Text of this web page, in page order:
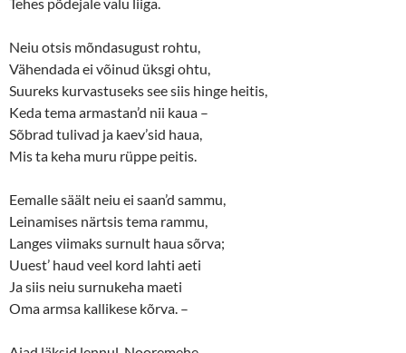
Neiu otsis mõndasugust rohtu,
Vähendada ei võinud üksgi ohtu,
Suureks kurvastuseks see siis hinge heitis,
Keda tema armastan’d nii kaua –
Sõbrad tulivad ja kaev’sid haua,
Mis ta keha muru rüppe peitis.
Eemalle säält neiu ei saan’d sammu,
Leinamises närtsis tema rammu,
Langes viimaks surnult haua sõrva;
Uuest’ haud veel kord lahti aeti
Ja siis neiu surnukeha maeti
Oma armsa kallikese kõrva. –